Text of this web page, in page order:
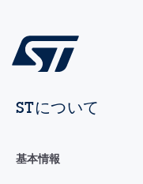
STについて
基本情報